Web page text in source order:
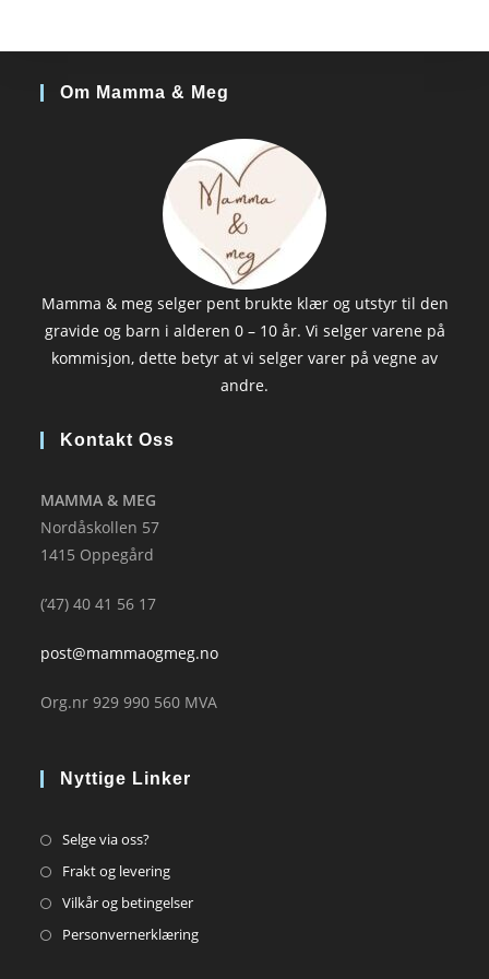
Om Mamma & Meg
Mamma & meg selger pent brukte klær og utstyr til den
gravide og barn i alderen 0 – 10 år. Vi selger varene på
kommisjon, dette betyr at vi selger varer på vegne av
andre.
Kontakt Oss
MAMMA & MEG
Nordåskollen 57
1415 Oppegård
(’47) 40 41 56 17
post@mammaogmeg.no
Org.nr 929 990 560 MVA
Nyttige Linker
Selge via oss?Opens
in
Frakt og leveringOpens
in
Vilkår og betingelserOpens
in
PersonvernerklæringOpens